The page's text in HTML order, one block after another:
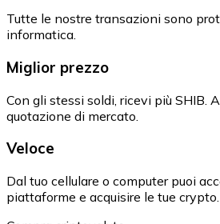
Tutte le nostre transazioni sono
informatica.
Miglior prezzo
Con gli stessi soldi, ricevi più SHIB.
quotazione di mercato.
Veloce
Dal tuo cellulare o computer puoi
piattaforme e acquisire le tue crypto.